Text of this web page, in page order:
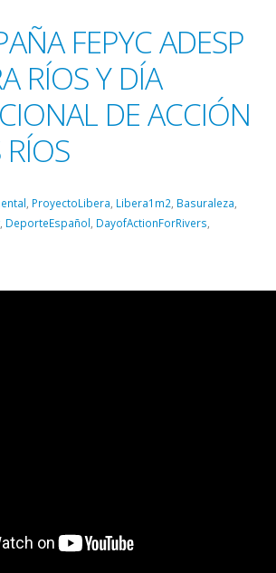
FEPYC ADESP
RÍOS Y DÍA
DE ACCIÓN
ProyectoLibera Libera1m2 Basuraleza
DeporteEspañol DayofActionForRivers